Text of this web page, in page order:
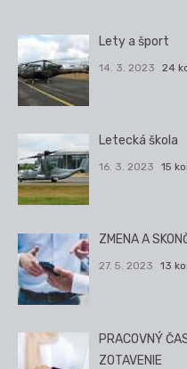
Lety a šport
14. 3. 2023 24
Letecká škola
16. 3. 2023 15
ZMENA A
27. 5. 2023 13
PRACOVNÝ
ZOTAVENIE